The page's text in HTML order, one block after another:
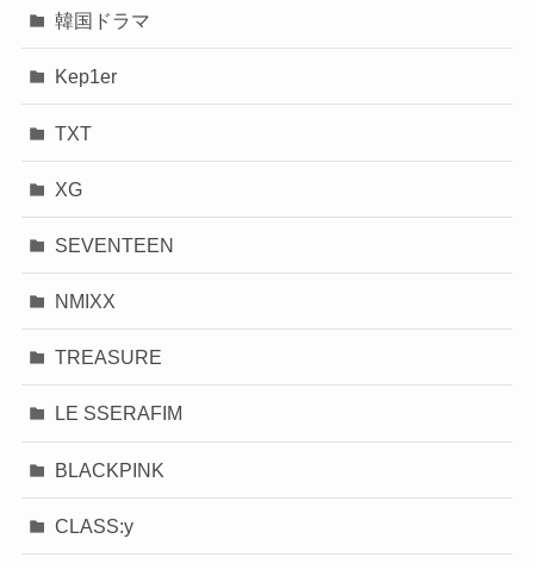
韓国ドラマ
Kep1er
TXT
XG
SEVENTEEN
NMIXX
TREASURE
LE SSERAFIM
BLACKPINK
CLASS:y